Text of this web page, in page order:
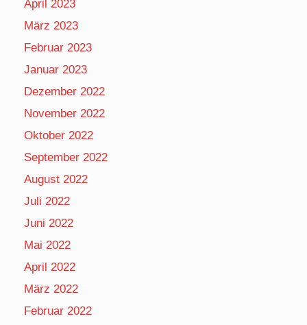
April 2023
März 2023
Februar 2023
Januar 2023
Dezember 2022
November 2022
Oktober 2022
September 2022
August 2022
Juli 2022
Juni 2022
Mai 2022
April 2022
März 2022
Februar 2022